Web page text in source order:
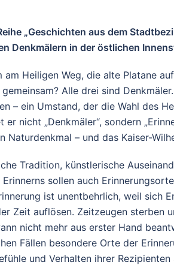
„Geschichten aus dem
Denkmälern in der östlichen
am Heiligen Weg, die alte Platane
Alle drei sind
– ein Umstand, der die Wahl des
nicht „Denkmäler“, sondern
Naturdenkmal – und das Kaiser-
Tradition, künstlerische
sollen auch
ist unentbehrlich, weil sich
Zeit auflösen. Zeitzeugen sterben
nicht mehr aus erster Hand
Fällen besondere Orte der
und Verhalten ihrer